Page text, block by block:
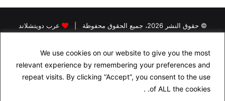
We use cookies on our website to give you the most
relevant experience by remembering your preferences and
repeat visits. By clicking “Accept”, you consent to the use
of ALL the cookies. .
© حقوق النشر 2026، جميع الحقوق محفوظة |
عرب دويتشلاند
البحث عن سكن في المانيا
الجنسية الالمانية
الاقامة الدائمة في المانيا
التأمين في المانيا
الدراسة في المانيا
اسئلة شهادة السواقة الالمانية مجاناً باللغة العربية